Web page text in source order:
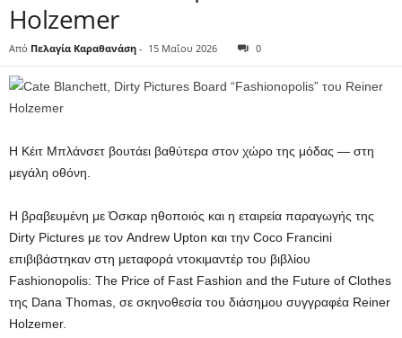
Holzemer
Από Πελαγία Καραθανάση - 15 Μαΐου 2026 0
Η Κέιτ Μπλάνσετ βουτάει βαθύτερα στον χώρο της μόδας — στη
μεγάλη οθόνη.
Η βραβευμένη με Όσκαρ ηθοποιός και η εταιρεία παραγωγής της
Dirty Pictures με τον Andrew Upton και την Coco Francini
επιβιβάστηκαν στη μεταφορά ντοκιμαντέρ του βιβλίου
Fashionopolis: The Price of Fast Fashion and the Future of Clothes
της Dana Thomas, σε σκηνοθεσία του διάσημου συγγραφέα Reiner
Holzemer.